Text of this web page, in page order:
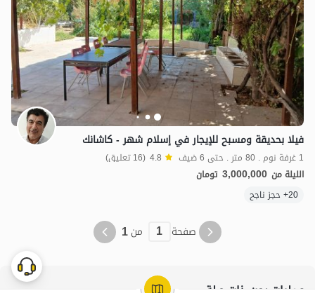
فيلا بحديقة ومسبح للإيجار في إسلام شهر - كاشانك
1 غرفة نوم . 80 متر . حتى 6 ضيف 4.8 (16 تعليق)
الليلة من 3,000,000 تومان
20+ حجز ناجح
صفحة 1 من1